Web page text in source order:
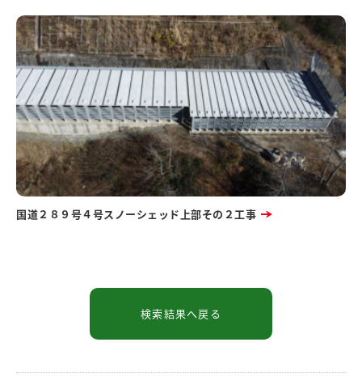
国道２８９号４号スノーシェッド上部その２工事